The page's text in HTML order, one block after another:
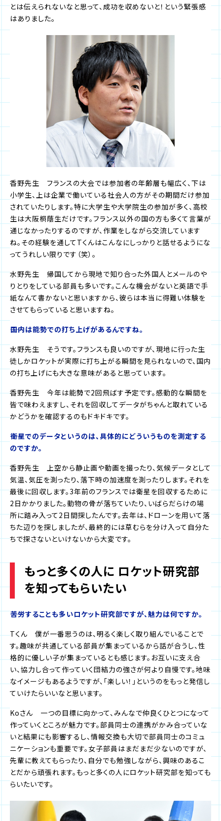
とは伝えられないなと思って、成功を収めないと！という緊張感
はありました。
香野先生 フランスの大会では参加者の年齢層も幅広く、下は
小学生、上は企業で働いている社会人の方がその期間だけ参加
されていたりします。特に大学生や大学院生の参加が多く、高校
生は大阪桐蔭生だけです。フランス以外の国の方も多くて言葉が
通じなかったりするのですが、作業をしながら交流しています
ね。その経験を通してTくんはこんなにしっかりと話せるようにな
ってうれしい限りです（笑）。
水野先生 帰国してから現地で知り合った外国人とメールのや
りとりをしている部員も多いです。こんな機会がないと英語で手
紙なんて書かないと思いますから、彼らは本当に得難い体験を
させてもらっていると思いますね。
――国内は能勢での打ち上げがあるんですね。
水野先生 そうです。フランスも良いのですが、現地に行った生
徒しかロケットが実際に打ち上がる瞬間を見られないので、国内
の打ち上げにも大きな意味があると思っています。
香野先生 今年は能勢で2回飛ばす予定です。感動的な瞬間を
皆で味わえますし、それを回収してデータがちゃんと取れている
かどうかを確認するのもドキドキです。
――衛星でのデータというのは、具体的にどういうものを測定する
のですか。
香野先生 上空から静止画や動画を撮ったり、気候データとして
気温、気圧を測ったり、落下時の加速度を測ったりします。それを
最後に回収します。3年前のフランスでは衛星を回収するために
2日かかりました。動物の骨が落ちていたり、いばらだらけの場
所に踏み入って2日間探したんです。去年は、ドローンを用いて落
ちた辺りを探しましたが、最終的には草むらを分け入って自分た
ちで探さないといけないから大変です。
もっと多くの人に ロケット研究部
を知ってもらいたい
――苦労することも多いロケット研究部ですが、魅力は何ですか。
Tくん 僕が一番思うのは、明るく楽しく取り組んでいることで
す。趣味が共通している部員が集まっているから話が合うし、性
格的に優しい子が集まっているとも感じます。お互いに支え合
い、協力し合って作っていく団結力の強さが何より自慢です。地味
なイメージもあるようですが、「楽しい！」というのをもっと発信し
ていけたらいいなと思います。
Koさん 一つの目標に向かって、みんなで仲良くひとつになって
作っていくところが魅力です。部員同士の連携がかみ合っていな
いと結果にも影響するし、情報交換も大切で部員同士のコミュ
ニケーションも重要です。女子部員はまだまだ少ないのですが、
先輩に教えてもらったり、自分でも勉強しながら、興味のあるこ
とだから頑張れます。もっと多くの人にロケット研究部を知っても
らいたいです。